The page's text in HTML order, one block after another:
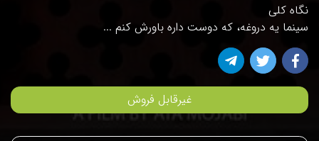
نگاه کلی
سینما یه دروغه، که دوست داره باورش کنم ...
غیرقابل فروش